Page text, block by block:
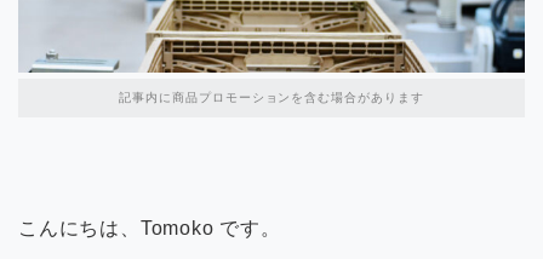
記事内に商品プロモーションを含む場合があります
こんにちは、Tomoko です。